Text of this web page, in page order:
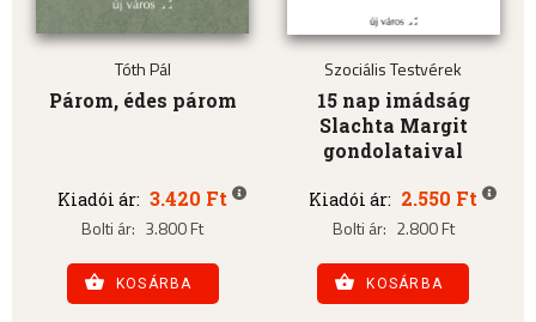
Tóth Pál
Párom, édes párom
Kiadói ár: 3.420 Ft
Bolti ár: 3.800 Ft
KOSÁRBA
Szociális Testvérek
15 nap imádság
Slachta Margit
gondolataival
Kiadói ár: 2.550 Ft
Bolti ár: 2.800 Ft
KOSÁRBA